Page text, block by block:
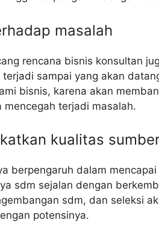
masalah
rencana bisnis konsultan
terjadi sampai yang akan
bisnis, karena akan
mencegah terjadi masalah.
kualitas
berpengaruh dalam
sdm sejalan dengan
sdm, dan seleksi
potensinya.